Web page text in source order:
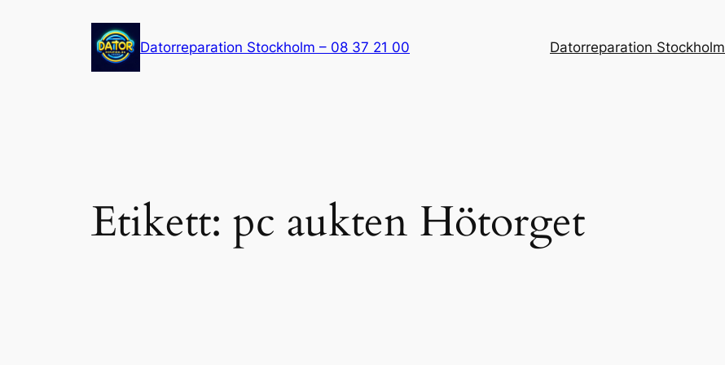
Datorreparation Stockholm – 08 37 21 00 Datorreparation Stockholm
Etikett: pc aukten Hötorget